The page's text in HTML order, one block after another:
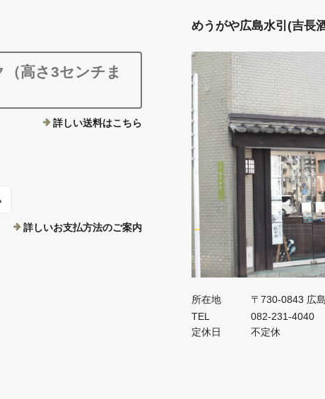
高さ3センチま
詳しい送料はこちら
詳しいお支払方法のご案内
めうがや広島水引(吉長
所在地
〒730-0843 広
TEL
082-231-4040
定休日
不定休